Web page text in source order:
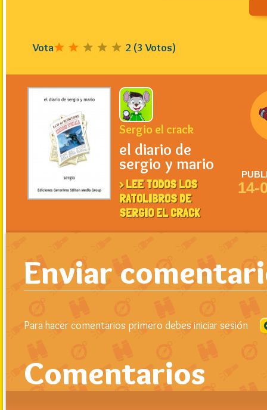
Vota 2 (3 Votos)
Sergio el crack
el diario de
sergio y mario
> LEE TODOS LOS
RATOLIBROS DE
SERGIO EL CRACK
14-
Enviar
Para hacer comentarios primero debes iniciar sesión
Comentarios